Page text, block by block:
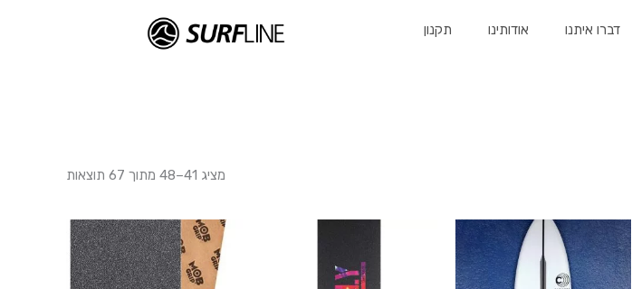
דברו איתנו אודותינו תקנון
מציג 41–48 מתוך 67 תוצאות